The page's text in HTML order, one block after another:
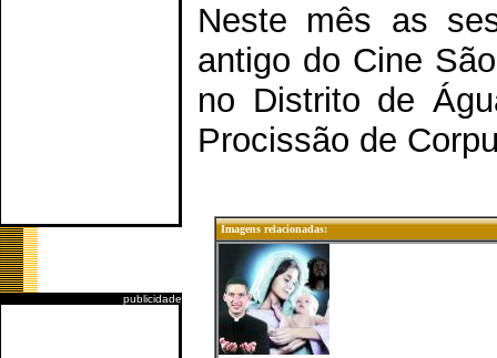
publicidade
Neste mês as
antigo do Cine
no Distrito de
Procissão de
Imagens relacionadas: